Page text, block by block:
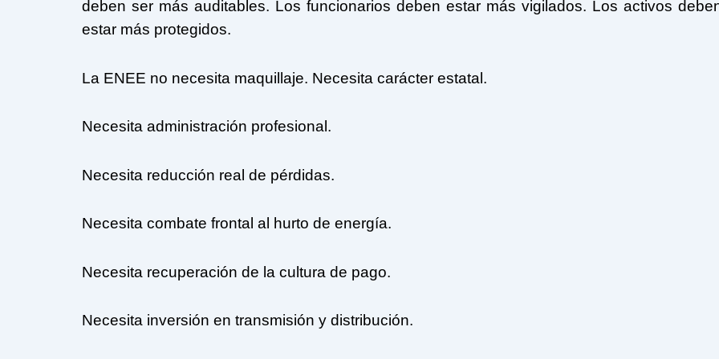
deben ser más auditables. Los funcionarios deben estar más vigilados. Los activos
estar más protegidos.
La ENEE no necesita maquillaje. Necesita carácter estatal.
Necesita administración profesional.
Necesita reducción real de pérdidas.
Necesita combate frontal al hurto de energía.
Necesita recuperación de la cultura de pago.
Necesita inversión en transmisión y distribución.